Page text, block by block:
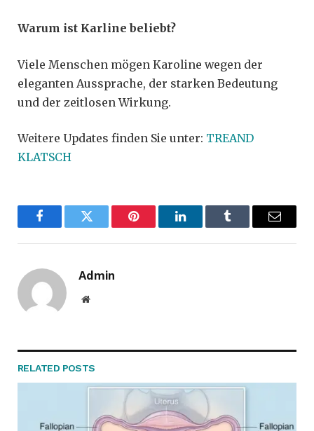
Warum ist Karline beliebt?
Viele Menschen mögen Karoline wegen der
eleganten Aussprache, der starken Bedeutung
und der zeitlosen Wirkung.
Weitere Updates finden Sie unter: TREAND
KLATSCH
FacebookTwitter Pinterest LinkedInTumblr Email
Admin
Website
RELATED POSTS